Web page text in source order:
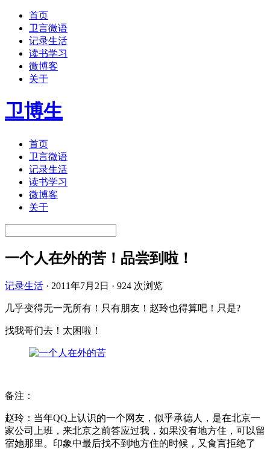
首页
卫言微语
记录生活
读书学习
微博客
关于
卫博生
首页
卫言微语
记录生活
读书学习
微博客
关于
一个人在外的苦！品尝到啦！
记录生活 · 2011年7月2日 · 924 次浏览
几乎变得无一无所有！只有朋友！赵玲也得算吧！只是?
找我哥们去！太困啦！
备注：
赵玲：当年QQ上认识的一个网友，似乎承德人，是在北京一
家公司上班，来北京之前答应过我，如果没有地方住，可以留
宿她那里。印象中最后找不到地方住的时候，又食言拒绝了